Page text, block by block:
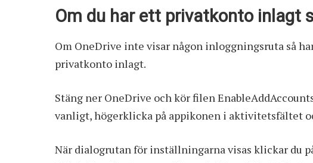
Om du har ett privatkonto inlagt
Om OneDrive inte visar någon inloggningsruta så
privatkonto inlagt.
Stäng ner OneDrive och kör filen
vanligt, högerklicka på appikonen i aktivitetsfältet
När dialogrutan för inställningarna visas klickar du